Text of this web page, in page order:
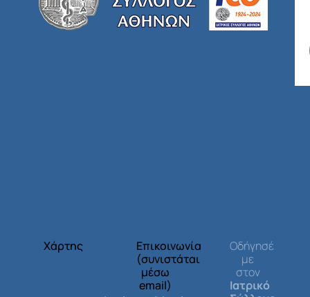
Χάρτης
Επικοινωνία
(συνιστάται
μέσω
email)
Οδήγησέ
με
στον
Ιατρικό